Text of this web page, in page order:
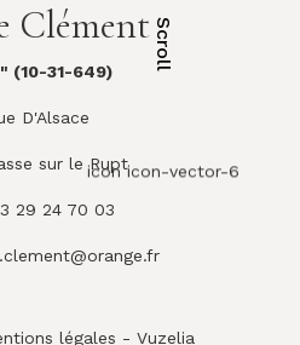
Scroll
icon icon-vector-6
Clément
(10-31-649)
D'Alsace
sur le Rupt
29 24 70 03
légales - Vuzelia